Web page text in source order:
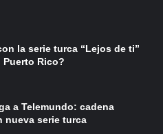
la serie turca “Lejos de ti”
Puerto Rico?
a Telemundo: cadena
nueva serie turca